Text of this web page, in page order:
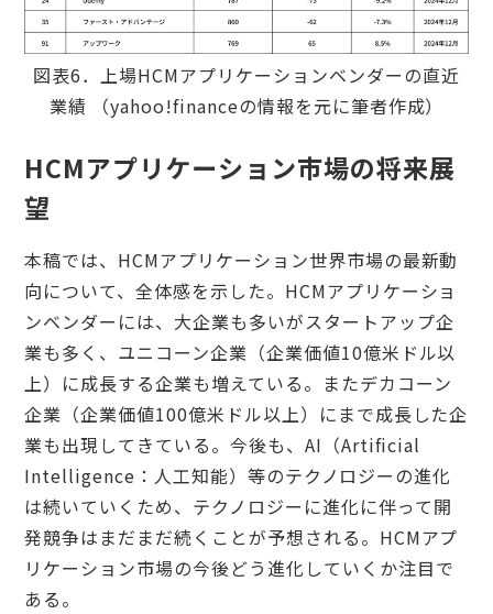
図表6．上場HCMアプリケーションベンダーの直近
業績 （yahoo!financeの情報を元に筆者作成）
HCMアプリケーション市場の将来展
望
本稿では、HCMアプリケーション世界市場の最新動
向について、全体感を示した。HCMアプリケーショ
ンベンダーには、大企業も多いがスタートアップ企
業も多く、ユニコーン企業（企業価値10億米ドル以
上）に成長する企業も増えている。またデカコーン
企業（企業価値100億米ドル以上）にまで成長した企
業も出現してきている。今後も、AI（Artificial
Intelligence：人工知能）等のテクノロジーの進化
は続いていくため、テクノロジーに進化に伴って開
発競争はまだまだ続くことが予想される。HCMアプ
リケーション市場の今後どう進化していくか注目で
ある。